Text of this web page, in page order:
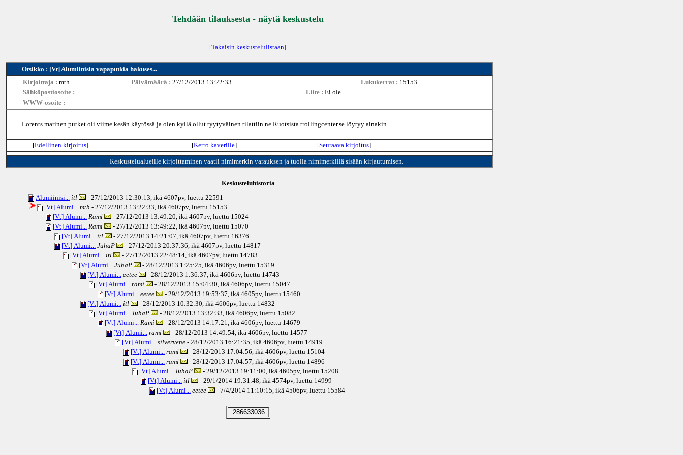
Tehdään tilauksesta - näytä keskustelu
[Takaisin keskustelulistaan]
Otsikko : [Vt] Alumiinisia vapaputkia hakuses...
Kirjoittaja : mth Päivämäärä : 27/12/2013 13:22:33 Lukukerrat : 15153
Sähköpostiosoite :
Liite : Ei ole
WWW-osoite :
Lorents marinen putket oli viime kesän käytössä ja olen kyllä ollut tyytyväinen.tilattiin ne Ruotsista.trollingcenter.se löytyy ainakin.
[Edellinen kirjoitus] [Kerro kaverille] [Seuraava kirjoitus]
Keskustelualueille kirjoittaminen vaatii nimimerkin varauksen ja tuolla nimimerkillä sisään kirjautumisen.
Keskusteluhistoria
Alumiinisi... itl - 27/12/2013 12:30:13, ikä 4607pv, luettu 22591
[Vt] Alumi... mth - 27/12/2013 13:22:33, ikä 4607pv, luettu 15153
[Vt] Alumi... Rami - 27/12/2013 13:49:20, ikä 4607pv, luettu 15024
[Vt] Alumi... Rami - 27/12/2013 13:49:22, ikä 4607pv, luettu 15070
[Vt] Alumi... itl - 27/12/2013 14:21:07, ikä 4607pv, luettu 16376
[Vt] Alumi... JuhaP - 27/12/2013 20:37:36, ikä 4607pv, luettu 14817
[Vt] Alumi... itl - 27/12/2013 22:48:14, ikä 4607pv, luettu 14783
[Vt] Alumi... JuhaP - 28/12/2013 1:25:25, ikä 4606pv, luettu 15319
[Vt] Alumi... eetee - 28/12/2013 1:36:37, ikä 4606pv, luettu 14743
[Vt] Alumi... rami - 28/12/2013 15:04:30, ikä 4606pv, luettu 15047
[Vt] Alumi... eetee - 29/12/2013 19:53:37, ikä 4605pv, luettu 15460
[Vt] Alumi... itl - 28/12/2013 10:32:30, ikä 4606pv, luettu 14832
[Vt] Alumi... JuhaP - 28/12/2013 13:32:33, ikä 4606pv, luettu 15082
[Vt] Alumi... Rami - 28/12/2013 14:17:21, ikä 4606pv, luettu 14679
[Vt] Alumi... rami - 28/12/2013 14:49:54, ikä 4606pv, luettu 14577
[Vt] Alumi... silvervene - 28/12/2013 16:21:35, ikä 4606pv, luettu 14919
[Vt] Alumi... rami - 28/12/2013 17:04:56, ikä 4606pv, luettu 15104
[Vt] Alumi... rami - 28/12/2013 17:04:57, ikä 4606pv, luettu 14896
[Vt] Alumi... JuhaP - 29/12/2013 19:11:00, ikä 4605pv, luettu 15208
[Vt] Alumi... itl - 29/1/2014 19:31:48, ikä 4574pv, luettu 14999
[Vt] Alumi... eetee - 7/4/2014 11:10:15, ikä 4506pv, luettu 15584
286633036